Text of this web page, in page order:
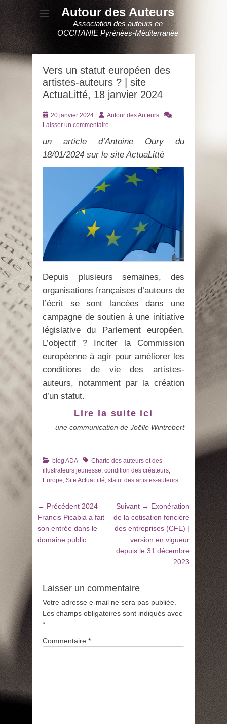
Autour des Auteurs
Association des auteurs en
OCCITANIE Pyrénées-Méditerranée
Vers un statut européen des
artistes-auteurs ? | site
ActuaLitté, 18 janvier 2024
Posté
le
20 janvier 2024 AuteurAutour des Auteurs
Laisser un commentaire
un article d’Antoine Oury du
18/01/2024 sur le site ActuaLitté
Depuis plusieurs semaines, des
organisations françaises d’auteurs de
l’écrit se sont lancées dans une
campagne de soutien à une initiative
législative du Parlement européen.
L’objectif ? Inciter la Commission
européenne à agir pour améliorer les
conditions de vie des artistes-
auteurs, notamment par la création
d’un statut.
Lire la suite ici
une communication de Joëlle Wintrebert
Catégories
blog ADA TagsCharte des auteurs et des
illustrateurs jeunesse, condition des créateurs,
Europe, Site ActuaLitté, statut des artistes-auteurs
Navigation
de
l’article
← Précédent Article
précédent
:
2024 –
Francis Picabia a fait
son entrée dans le
domaine public
Suivant → Article
suivant
:
Exonération
de la cotisation foncière
des entreprises (CFE) |
version en vigueur
depuis le 31 décembre
2023
Laisser un commentaire
Votre adresse e-mail ne sera pas publiée.
Les champs obligatoires sont indiqués avec
*
Commentaire *